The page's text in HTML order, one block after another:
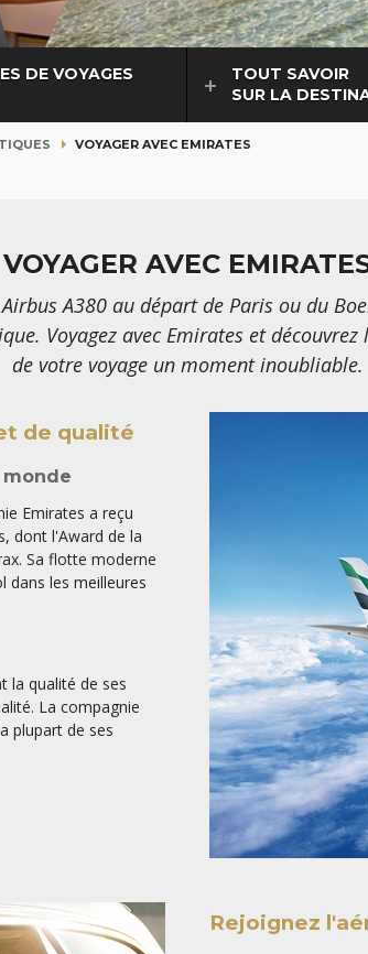
DE VOYAGES
TOUT SAVOIR
SUR LA
VOYAGER AVEC EMIRATES
VOYAGER AVEC
A380 au départ de Paris ou du
Voyagez avec Emirates et
de votre voyage un moment inoubliable.
de qualité
monde
Emirates a reçu
dont l'Award de la
Sa flotte moderne
dans les meilleures
la qualité de ses
La compagnie
plupart de ses
Rejoignez